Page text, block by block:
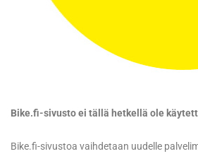
Bike.fi-sivusto ei tällä hetkellä ole
Bike.fi-sivustoa vaihdetaan uudelle